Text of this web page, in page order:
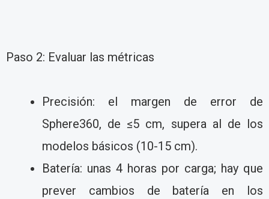
Paso 2: Evaluar las métricas
Precisión: el margen de error de
Sphere360, de ≤5 cm, supera al de los
modelos básicos (10-15 cm).
Batería: unas 4 horas por carga; hay que
prever cambios de batería en los